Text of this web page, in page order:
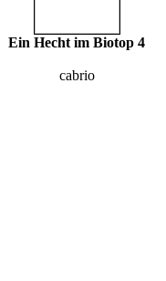
Ein Hecht im Biotop 4
cabrio